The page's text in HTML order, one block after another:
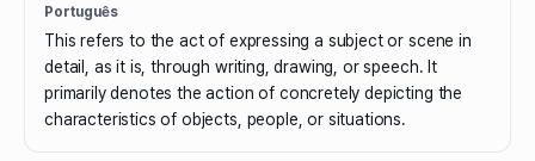
Português
This refers to the act of expressing a subject or scene in
detail, as it is, through writing, drawing, or speech. It
primarily denotes the action of concretely depicting the
characteristics of objects, people, or situations.